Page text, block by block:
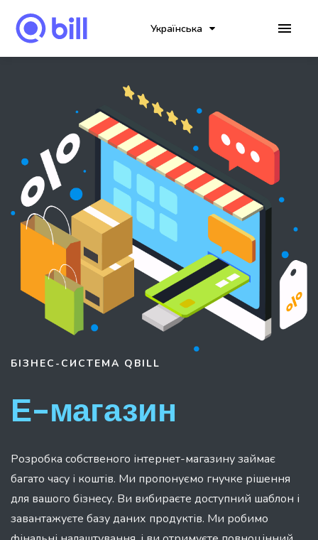
Українська
БІЗНЕС-СИСТЕМА QBILL
Е-магазин
Розробка собственого інтернет-магазину займає
багато часу і коштів. Ми пропонуємо гнучке рішення
для вашого бізнесу. Ви вибираєте доступний шаблон і
завантажуєте базу даних продуктів. Ми робимо